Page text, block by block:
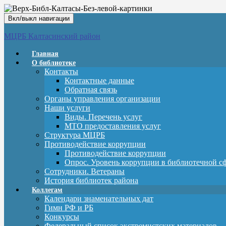
Вкл/выкл навигации
МЦРБ Калтасинский район
Главная
О библиотеке
Контакты
Контактные данные
Обратная связь
Органы управления организации
Наши услуги
Виды. Перечень услуг
МТО предоставления услуг
Структура МЦРБ
Противодействие коррупции
Противодействие коррупции
Опрос. Уровень коррупции в библиотечной
Сотрудники. Ветераны
История библиотек района
Коллегам
Календари знаменательных дат
Гимн РФ и РБ
Конкурсы